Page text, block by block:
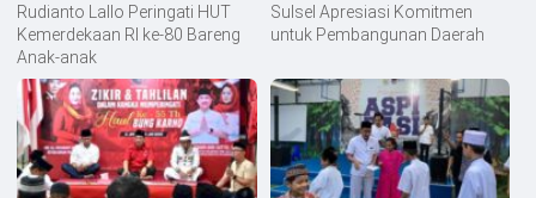
Rudianto Lallo Peringati HUT
Kemerdekaan RI ke-80 Bareng
Anak-anak
Sulsel Apresiasi Komitmen
untuk Pembangunan Daerah